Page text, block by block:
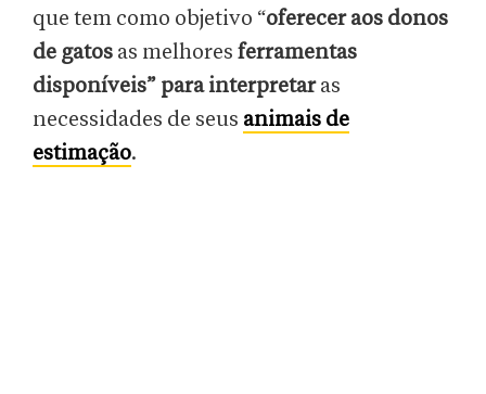
que tem como objetivo “oferecer aos donos
de gatos as melhores ferramentas
disponíveis” para interpretaras
necessidades de seus animais de
estimação.